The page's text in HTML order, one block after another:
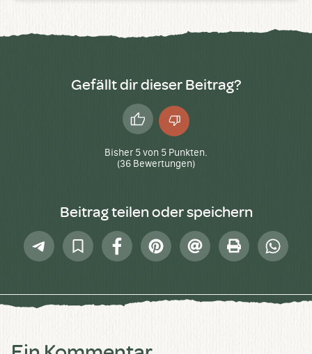
Gefällt dir dieser Beitrag?
Daumen
hoch
Daumen
runter
Bisher 5von 5 Punkten.
(36 Bewertungen)
Beitrag teilen oder speichern
Telegram
In
Sammlung
FacebookPinterest
E-
Mail
Drucken